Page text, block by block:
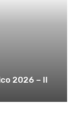
2026 – Il